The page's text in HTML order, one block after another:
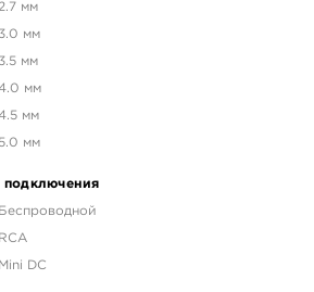
2.7 мм
3.0 мм
3.5 мм
мм
мм
5.0 мм
подключения
Беспроводной
RCA
Mini DC